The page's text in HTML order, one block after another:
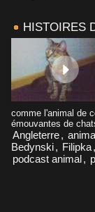
HISTOIRES
comme l'animal de
émouvantes de
Angleterre,
Bedynski, Filipka,
podcast animal,